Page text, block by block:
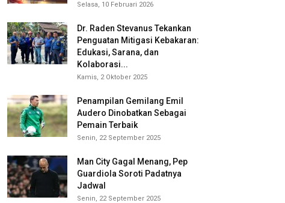
Selasa, 10 Februari 2026
Dr. Raden Stevanus Tekankan
Penguatan Mitigasi Kebakaran:
Edukasi, Sarana, dan
Kolaborasi...
Kamis, 2 Oktober 2025
Penampilan Gemilang Emil
Audero Dinobatkan Sebagai
Pemain Terbaik
Senin, 22 September 2025
Man City Gagal Menang, Pep
Guardiola Soroti Padatnya
Jadwal
Senin, 22 September 2025